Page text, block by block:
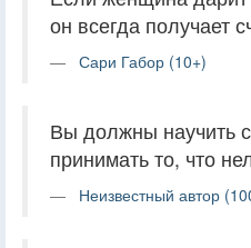
он всегда получает
Сари Габор (10+)
Вы должны научить
принимать то, что
Неизвестный автор